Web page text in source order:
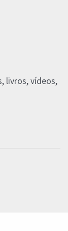
livros, vídeos,